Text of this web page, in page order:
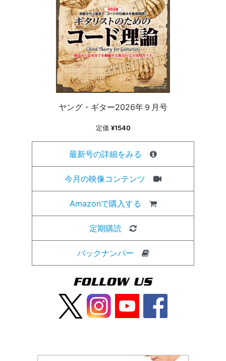
ヤング・ギター2026年９月号
定価 ¥1540
最新号の詳細をみる
今月の映像コンテンツ
Amazonで購入する
定期購読
バックナンバー